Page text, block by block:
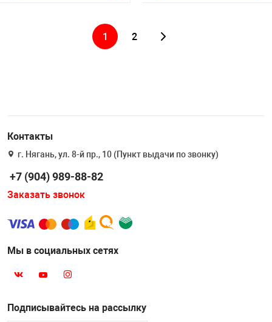
1 2
Контакты
г. Нягань, ул. 8-й пр., 10 (Пункт выдачи по звонку)
+7 (904) 989-88-82
Заказать звонок
Мы в социальных сетях
Подписывайтесь на рассылку